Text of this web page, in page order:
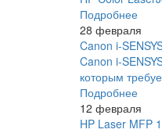
Подробнее
28 февраля
Canon i-
Canon i-
которым
Подробнее
12 февраля
HP Laser MFP